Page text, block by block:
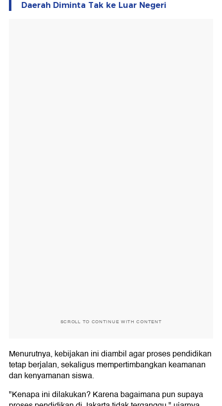
Daerah Diminta Tak ke Luar Negeri
SCROLL TO CONTINUE WITH CONTENT
Menurutnya, kebijakan ini diambil agar proses pendidikan
tetap berjalan, sekaligus mempertimbangkan keamanan
dan kenyamanan siswa.
"Kenapa ini dilakukan? Karena bagaimana pun supaya